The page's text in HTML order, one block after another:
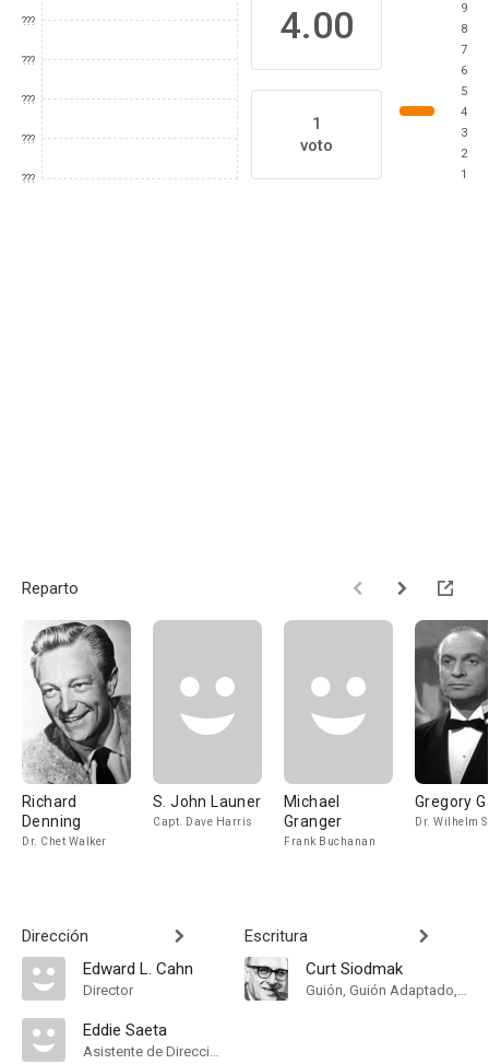
???
???
???
???
???
4.00
1
voto
9
8
7
6
5
4
3
2
1
Reparto
Richard
Denning
Dr. Chet Walker
S. John Launer
Capt. Dave Harris
Michael
Granger
Frank Buchanan
Gregory
Dr. Wilhelm
Dirección
Edward L. Cahn
Director
Eddie Saeta
Asistente de Dirección
Escritura
Curt Siodmak
Guión, Guión Adaptado, Historia